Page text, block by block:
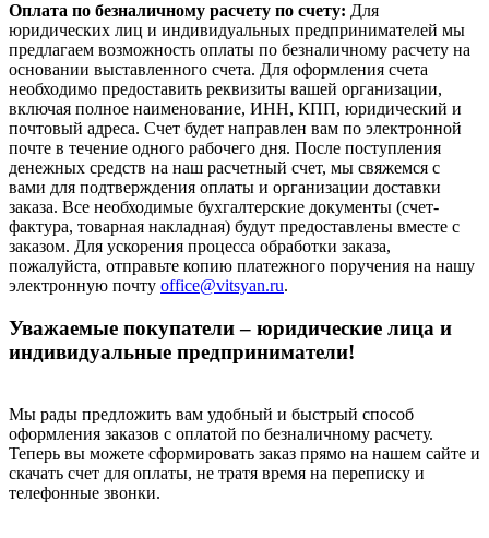
Оплата по безналичному расчету по счету: Для
юридических лиц и индивидуальных предпринимателей мы
предлагаем возможность оплаты по безналичному расчету на
основании выставленного счета. Для оформления счета
необходимо предоставить реквизиты вашей организации,
включая полное наименование, ИНН, КПП, юридический и
почтовый адреса. Счет будет направлен вам по электронной
почте в течение одного рабочего дня. После поступления
денежных средств на наш расчетный счет, мы свяжемся с
вами для подтверждения оплаты и организации доставки
заказа. Все необходимые бухгалтерские документы (счет-
фактура, товарная накладная) будут предоставлены вместе с
заказом. Для ускорения процесса обработки заказа,
пожалуйста, отправьте копию платежного поручения на нашу
электронную почту office@vitsyan.ru.
Уважаемые покупатели – юридические лица и
индивидуальные предприниматели!
Мы рады предложить вам удобный и быстрый способ
оформления заказов с оплатой по безналичному расчету.
Теперь вы можете сформировать заказ прямо на нашем сайте и
скачать счет для оплаты, не тратя время на переписку и
телефонные звонки.